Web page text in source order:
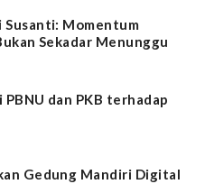
Susanti: Momentum
Sekadar Menunggu
dan PKB terhadap
Gedung Mandiri Digital